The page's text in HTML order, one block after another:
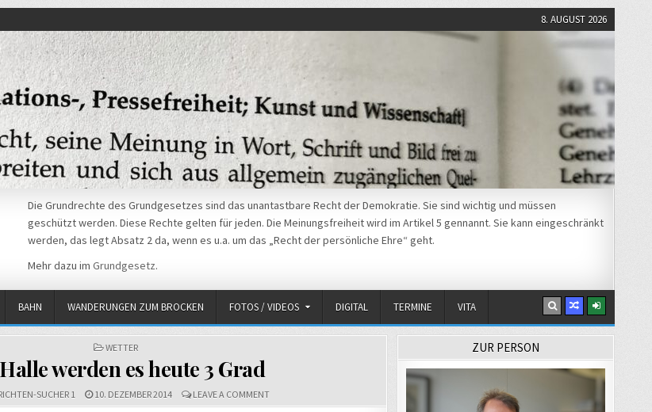
8. AUGUST 2026
Die Grundrechte des Grundgesetzes sind das unantastbare Recht der Demokratie. Sie sind wichtig und müssen
geschützt werden. Diese Rechte gelten für jeden. Die Meinungsfreiheit wird im Artikel 5 gennannt. Sie kann eingeschränkt
werden, das legt Absatz 2 da, wenn es u.a. um das „Recht der persönliche Ehre“ geht.
Mehr dazu im Grundgesetz.
BAHN WANDERUNGEN ZUM BROCKEN FOTOS / VIDEOS DIGITAL TERMINE VITA
POSTED
WETTER
werden es heute 3 Grad
SUCHER 1 10. DEZEMBER 2014 LEAVE A COMMENTON
IN
ZUR PERSON